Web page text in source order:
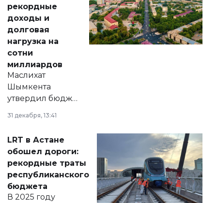
рекордные
доходы и
долговая
нагрузка на
сотни
миллиардов
Маслихат
Шымкента
утвердил бюджет
города на 2026–
2028 годы.
документ
появился в базе
нормативных
правовых актов и
на сайте маслихат
31 декабря, 13:41
LRT в Астане
обошел дороги:
рекордные траты
республиканского
бюджета
В 2025 году